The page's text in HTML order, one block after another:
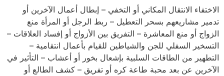
الاختفاء الانتقال المكاني أو التخفي – إبطال أعمال الآخرين أو
تدمير مشاريعهم بسحر التعطيل – ربط الرجل أو المرأة منع
الزواج أو منع المعاشرة – التفريق بين الأزواج أو إفساد العلاقات –
التسخير السفلي للجن والشياطين للقيام بأعمال انتقامية –
التطهير من الطاقات السلبية بإشعال بخور أو أعشاب – التأثير في
الآخرين عن بعد محبة طاعة كره أو تفريق – كشف الطالع أو